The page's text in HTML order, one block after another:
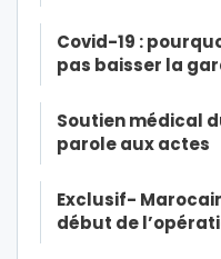
Covid-19 :
pas baisser la
Soutien médical
parole aux actes
Exclusif-
début de